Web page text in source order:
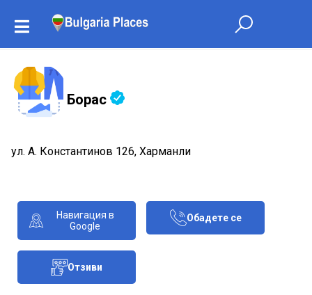
Борас
ул. А. Константинов 126, Харманли
Навигация в
Google
Обадете се
Отзиви